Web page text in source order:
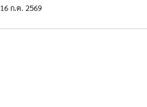
16 ก.ค. 2569